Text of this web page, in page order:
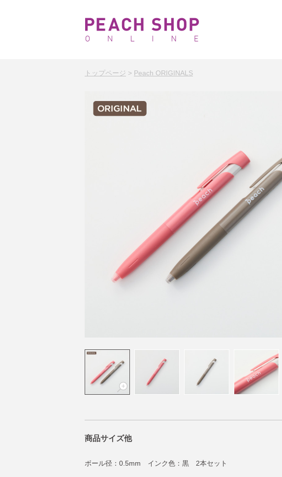
トップページ > Peach ORIGINALS
商品サイズ他
ボール径：0.5mm インク色：黒 2本セット